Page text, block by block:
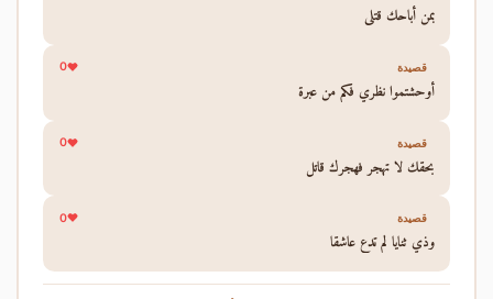
بمن أباحك قتلي
قصيدة 0
أوحشتموا نظري فكم من عبرة
قصيدة 0
بحقك لا تهجر فهجرك قاتل
قصيدة 0
وذي ثنايا لم تدع عاشقا